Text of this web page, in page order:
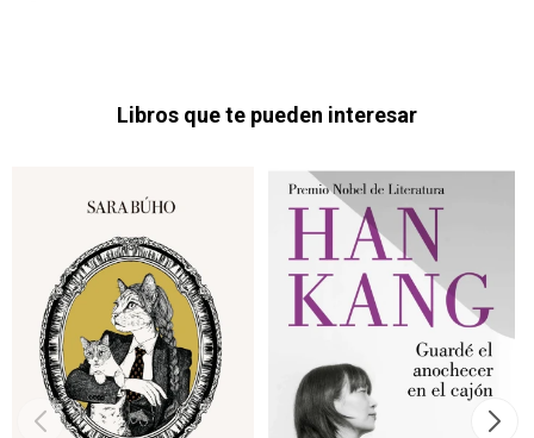
Libros que te pueden interesar